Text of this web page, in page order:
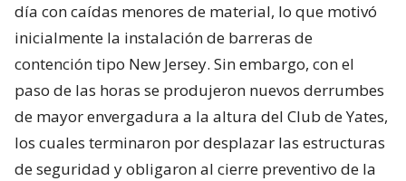
día con caídas menores de material, lo que motivó
inicialmente la instalación de barreras de
contención tipo New Jersey. Sin embargo, con el
paso de las horas se produjeron nuevos derrumbes
de mayor envergadura a la altura del Club de Yates,
los cuales terminaron por desplazar las estructuras
de seguridad y obligaron al cierre preventivo de la